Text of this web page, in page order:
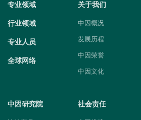
专业领域
行业领域
专业人员
全球网络
关于我们
中因概况
发展历程
中因荣誉
中因文化
中因研究院 社会责任